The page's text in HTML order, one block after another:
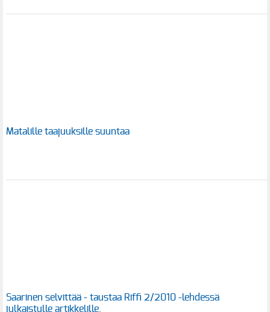
Matalille taajuuksille suuntaa
Saarinen selvittää - taustaa Riffi 2/2010 -lehdessä
julkaistulle artikkelille.